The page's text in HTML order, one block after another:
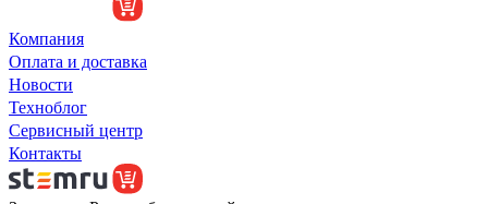
Компания
Оплата и доставка
Новости
Техноблог
Сервисный центр
Контакты